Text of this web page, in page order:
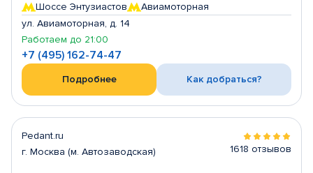
Шоссе Энтузиастов
Авиамоторная
ул. Авиамоторная, д. 14
Работаем до 21:00
+7 (495) 162-74-47
Подробнее Как добраться?
Pedant.ru
г. Москва (м. Автозаводская)
1618 отзывов